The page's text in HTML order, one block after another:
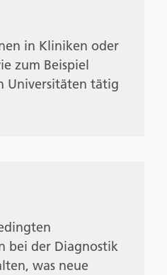
in Kliniken oder
zum Beispiel
Universitäten tätig
bei der Diagnostik
was neue